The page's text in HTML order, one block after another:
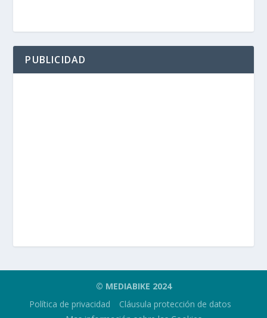
PUBLICIDAD
© MEDIABIKE 2024
Política de privacidad
Cláusula protección de datos